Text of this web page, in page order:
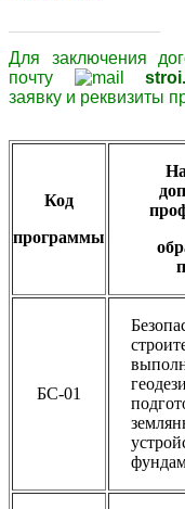
Для заключения
почту
заявку и реквизиты
Код
программы
БС-01